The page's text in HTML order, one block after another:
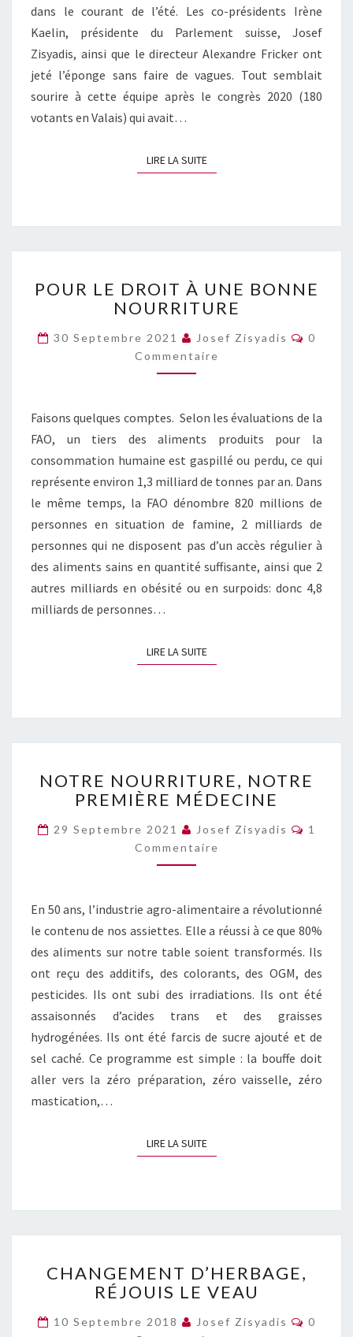
dans le courant de l’été. Les co-présidents Irène
Kaelin, présidente du Parlement suisse, Josef
Zisyadis, ainsi que le directeur Alexandre Fricker ont
jeté l’éponge sans faire de vagues. Tout semblait
sourire à cette équipe après le congrès 2020 (180
votants en Valais) qui avait…
LIRE LA SUITELIRE LA SUITE
LE
DROIT
UNE
BONNE
NOURRITURE
POUR LE DROIT À UNE BONNE
NOURRITURE
30 Septembre 2021 Josef Zisyadis
0
Commentaire
Faisons quelques comptes. Selon les évaluations de la
FAO, un tiers des aliments produits pour la
consommation humaine est gaspillé ou perdu, ce qui
représente environ 1,3 milliard de tonnes par an. Dans
le même temps, la FAO dénombre 820 millions de
personnes en situation de famine, 2 milliards de
personnes qui ne disposent pas d’un accès régulier à
des aliments sains en quantité suffisante, ainsi que 2
autres milliards en obésité ou en surpoids: donc 4,8
milliards de personnes…
LIRE LA SUITELIRE LA SUITE
NOURRITURE,
NOTRE
MÉDECINE
NOTRE NOURRITURE, NOTRE
PREMIÈRE MÉDECINE
29 Septembre 2021 Josef Zisyadis
1
Commentaire
En 50 ans, l’industrie agro-alimentaire a révolutionné
le contenu de nos assiettes. Elle a réussi à ce que 80%
des aliments sur notre table soient transformés. Ils
ont reçu des additifs, des colorants, des OGM, des
pesticides. Ils ont subi des irradiations. Ils ont été
assaisonnés d’acides trans et des graisses
hydrogénées. Ils ont été farcis de sucre ajouté et de
sel caché. Ce programme est simple : la bouffe doit
aller vers la zéro préparation, zéro vaisselle, zéro
mastication,…
LIRE LA SUITELIRE LA SUITE
D’HERBAGE,
RÉJOUIS
VEAU
CHANGEMENT D’HERBAGE,
RÉJOUIS LE VEAU
10 Septembre 2018 Josef Zisyadis
0